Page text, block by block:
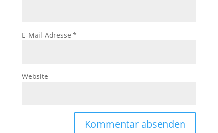
E-Mail-Adresse *
Website